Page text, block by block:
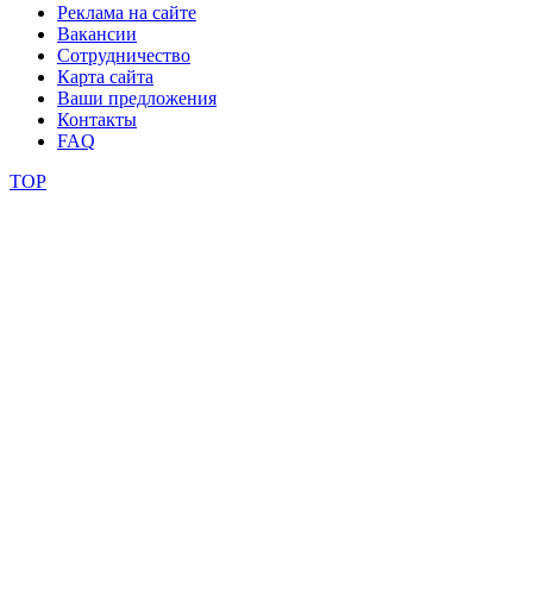
Реклама на сайте
Вакансии
Сотрудничество
Карта сайта
Ваши предложения
Контакты
FAQ
TOP